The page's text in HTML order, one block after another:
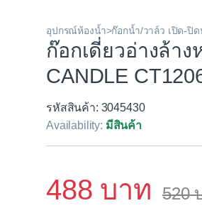
อุปกรณ์ห้องน้ำ>ก๊อกน้ำ/วาล์ว เปิด-ปิ
ก๊อกเดี่ยวอ่างล้า
CANDLE
รหัสสินค้า: 3045430
Availability: มีสินค้า
488 520